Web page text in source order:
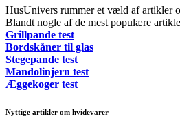
HusUnivers rummer et væld af artikler
Blandt nogle af de mest populære
Grillpande test
Bordskåner til glas
Stegepande test
Mandolinjern test
Æggekoger test
Nyttige artikler om hvidevarer